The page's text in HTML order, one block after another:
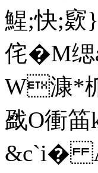
鯹;快;
侘�M
W漮*
戤O衝
&c`i� A